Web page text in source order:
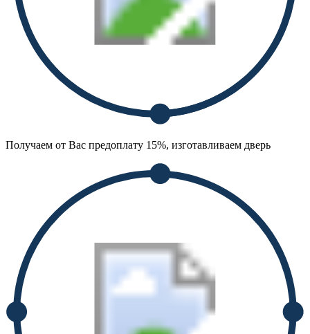
Получаем от Вас предоплату 15%, изготавливаем дверь